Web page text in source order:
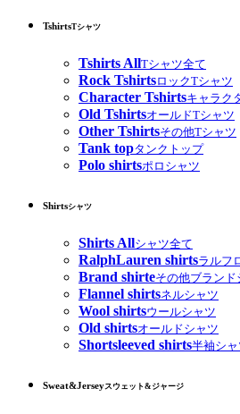
TshirtsTシャツ
Tshirts AllTシャツ全て
Rock TshirtsロックTシャツ
Character Tshirtsキャラク
Old TshirtsオールドTシャツ
Other Tshirtsその他Tシャツ
Tank topタンクトップ
Polo shirtsポロシャツ
Shirtsシャツ
Shirts Allシャツ全て
RalphLauren shirtsラルフ
Brand shirteその他ブランド
Flannel shirtsネルシャツ
Wool shirtsウールシャツ
Old shirtsオールドシャツ
Shortsleeved shirts半袖シャ
Sweat&Jerseyスウェット&ジャージ